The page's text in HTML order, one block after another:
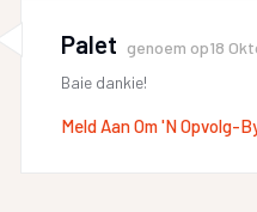
Palet genoem op18
Baie dankie!
Meld Aan Om 'n Opvolg-